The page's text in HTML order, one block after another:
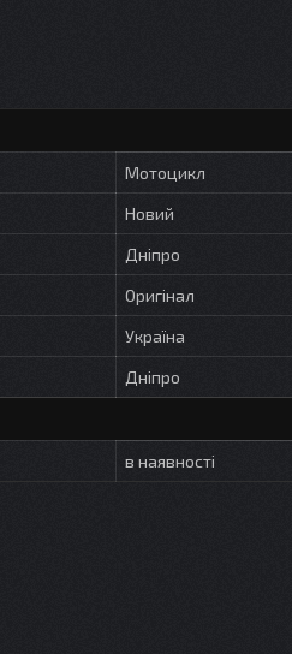
Мотоцикл
Новий
Дніпро
Оригінал
Україна
Дніпро
в наявності